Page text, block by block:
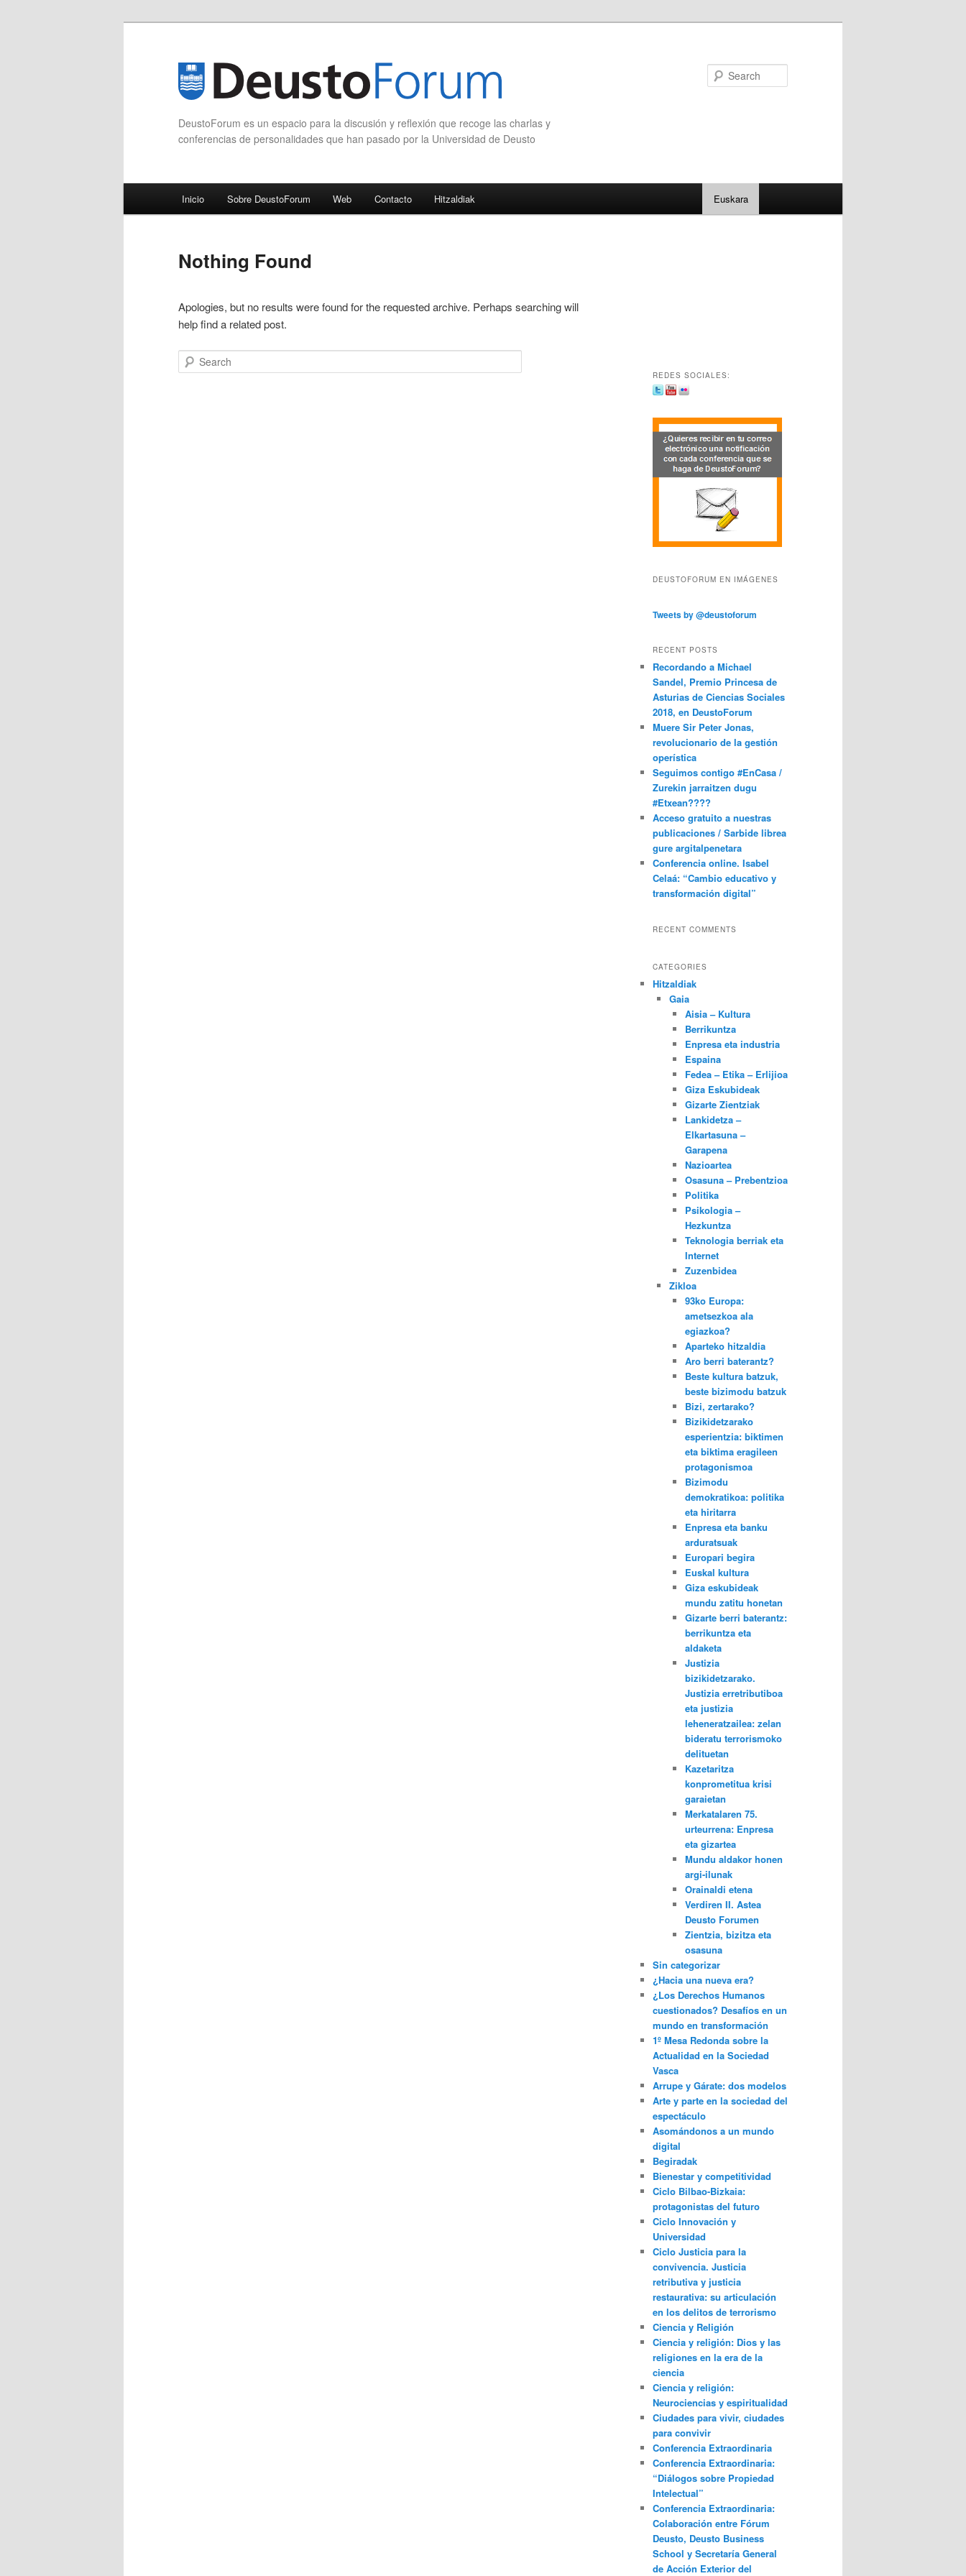
DeustoForum es un espacio para la discusión y reflexión que recoge las charlas y
conferencias de personalidades que han pasado por la Universidad de Deusto
Skip to primary content
Skip to secondary content
Inicio Sobre DeustoForum Web Contacto Hitzaldiak Euskara
Nothing Found
Apologies, but no results were found for the requested archive. Perhaps searching will
help find a related post.
Search
REDES SOCIALES:
DEUSTOFORUM EN IMÁGENES
Tweets by @deustoforum
RECENT POSTS
Recordando a Michael
Sandel, Premio Princesa de
Asturias de Ciencias Sociales
2018, en DeustoForum
Muere Sir Peter Jonas,
revolucionario de la gestión
operística
Seguimos contigo #EnCasa /
Zurekin jarraitzen dugu
#Etxean????
Acceso gratuito a nuestras
publicaciones / Sarbide librea
gure argitalpenetara
Conferencia online. Isabel
Celaá: “Cambio educativo y
transformación digital”
RECENT COMMENTS
CATEGORIES
Hitzaldiak
Gaia
Aisia – Kultura
Berrikuntza
Enpresa eta industria
Espaina
Fedea – Etika – Erlijioa
Giza Eskubideak
Gizarte Zientziak
Lankidetza –
Elkartasuna –
Garapena
Nazioartea
Osasuna – Prebentzioa
Politika
Psikologia –
Hezkuntza
Teknologia berriak eta
Internet
Zuzenbidea
Zikloa
93ko Europa:
ametsezkoa ala
egiazkoa?
Aparteko hitzaldia
Aro berri baterantz?
Beste kultura batzuk,
beste bizimodu batzuk
Bizi, zertarako?
Bizikidetzarako
esperientzia: biktimen
eta biktima eragileen
protagonismoa
Bizimodu
demokratikoa: politika
eta hiritarra
Enpresa eta banku
arduratsuak
Europari begira
Euskal kultura
Giza eskubideak
mundu zatitu honetan
Gizarte berri baterantz:
berrikuntza eta
aldaketa
Justizia
bizikidetzarako.
Justizia erretributiboa
eta justizia
leheneratzailea: zelan
bideratu terrorismoko
delituetan
Kazetaritza
konprometitua krisi
garaietan
Merkatalaren 75.
urteurrena: Enpresa
eta gizartea
Mundu aldakor honen
argi-ilunak
Orainaldi etena
Verdiren II. Astea
Deusto Forumen
Zientzia, bizitza eta
osasuna
Sin categorizar
¿Hacia una nueva era?
¿Los Derechos Humanos
cuestionados? Desafíos en un
mundo en transformación
1º Mesa Redonda sobre la
Actualidad en la Sociedad
Vasca
Arrupe y Gárate: dos modelos
Arte y parte en la sociedad del
espectáculo
Asomándonos a un mundo
digital
Begiradak
Bienestar y competitividad
Ciclo Bilbao-Bizkaia:
protagonistas del futuro
Ciclo Innovación y
Universidad
Ciclo Justicia para la
convivencia. Justicia
retributiva y justicia
restaurativa: su articulación
en los delitos de terrorismo
Ciencia y Religión
Ciencia y religión: Dios y las
religiones en la era de la
ciencia
Ciencia y religión:
Neurociencias y espiritualidad
Ciudades para vivir, ciudades
para convivir
Conferencia Extraordinaria
Conferencia Extraordinaria:
“Diálogos sobre Propiedad
Intelectual”
Conferencia Extraordinaria:
Colaboración entre Fórum
Deusto, Deusto Business
School y Secretaría General
de Acción Exterior del